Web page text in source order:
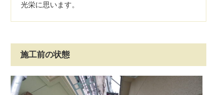
光栄に思います。
施工前の状態